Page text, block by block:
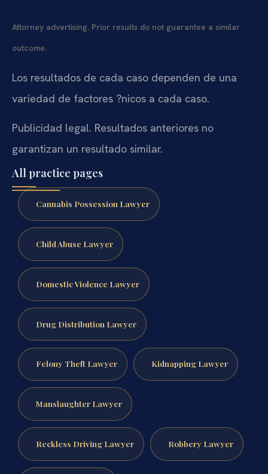
Attorney advertising. Prior results do not guarantee a similar
outcome.
Los resultados de cada caso dependen de una
variedad de factores ?nicos a cada caso.
Publicidad legal. Resultados anteriores no
garantizan un resultado similar.
All practice pages
Cannabis Possession Lawyer
Child Abuse Lawyer
Domestic Violence Lawyer
Drug Distribution Lawyer
Felony Theft Lawyer Kidnapping Lawyer
Manslaughter Lawyer
Reckless Driving Lawyer Robbery Lawyer